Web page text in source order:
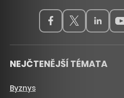
NEJČTENĚJŠÍ TÉMATA
Byznys